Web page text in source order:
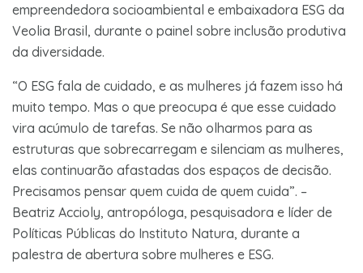
empreendedora socioambiental e embaixadora ESG da
Veolia Brasil, durante o painel sobre inclusão produtiva
da diversidade.
“O ESG fala de cuidado, e as mulheres já fazem isso há
muito tempo. Mas o que preocupa é que esse cuidado
vira acúmulo de tarefas. Se não olharmos para as
estruturas que sobrecarregam e silenciam as mulheres,
elas continuarão afastadas dos espaços de decisão.
Precisamos pensar quem cuida de quem cuida”. –
Beatriz Accioly, antropóloga, pesquisadora e líder de
Políticas Públicas do Instituto Natura, durante a
palestra de abertura sobre mulheres e ESG.